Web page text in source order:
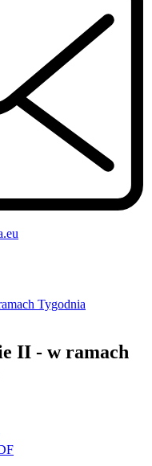
Tygodnia
II - w ramach